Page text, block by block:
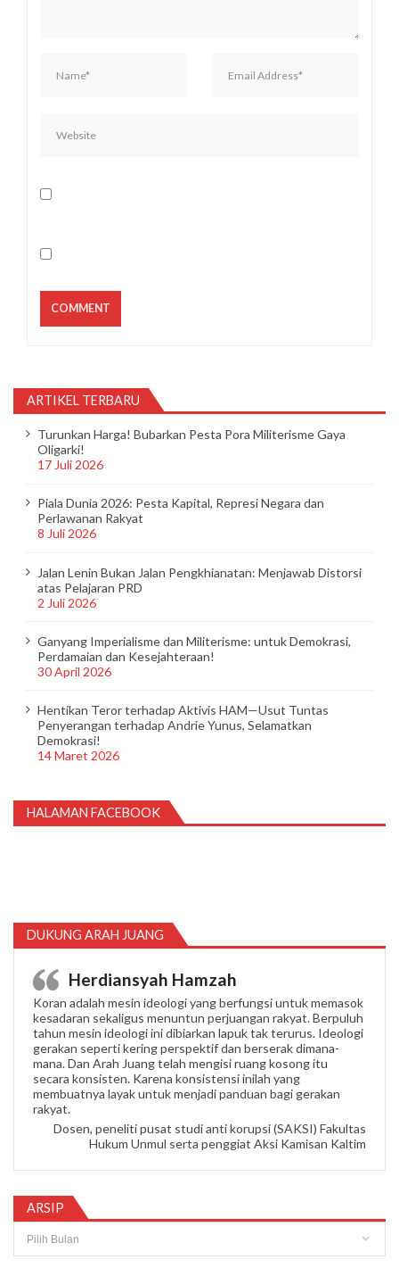
ARTIKEL TERBARU
Turunkan Harga! Bubarkan Pesta Pora Militerisme Gaya
Oligarki!
17 Juli 2026
Piala Dunia 2026: Pesta Kapital, Represi Negara dan
Perlawanan Rakyat
8 Juli 2026
Jalan Lenin Bukan Jalan Pengkhianatan: Menjawab Distorsi
atas Pelajaran PRD
2 Juli 2026
Ganyang Imperialisme dan Militerisme: untuk Demokrasi,
Perdamaian dan Kesejahteraan!
30 April 2026
Hentikan Teror terhadap Aktivis HAM—Usut Tuntas
Penyerangan terhadap Andrie Yunus, Selamatkan
Demokrasi!
14 Maret 2026
HALAMAN FACEBOOK
DUKUNG ARAH JUANG
Herdiansyah Hamzah
Koran adalah mesin ideologi yang berfungsi untuk memasok
kesadaran sekaligus menuntun perjuangan rakyat. Berpuluh
tahun mesin ideologi ini dibiarkan lapuk tak terurus. Ideologi
gerakan seperti kering perspektif dan berserak dimana-
mana. Dan Arah Juang telah mengisi ruang kosong itu
secara konsisten. Karena konsistensi inilah yang
membuatnya layak untuk menjadi panduan bagi gerakan
rakyat.
Dosen, peneliti pusat studi anti korupsi (SAKSI) Fakultas
Hukum Unmul serta penggiat Aksi Kamisan Kaltim
ARSIP